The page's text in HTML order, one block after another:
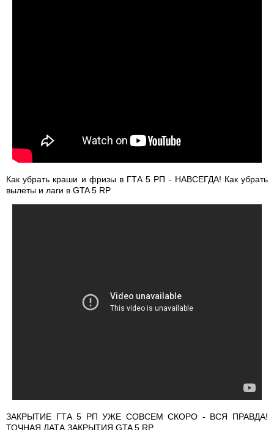
Как убрать краши и фризы в ГТА 5 РП - НАВСЕГДА! Как убрать
вылеты и лаги в GTA 5 RP
ЗАКРЫТИЕ ГТА 5 РП УЖЕ СОВСЕМ СКОРО - ВСЯ ПРАВДА!
ТОЧНАЯ ДАТА ЗАКРЫТИЯ GTA 5 RP